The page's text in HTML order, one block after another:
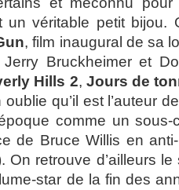
un véritable petit bijou.
, film inaugural de sa
Bruckheimer et
Hills 2, Jours de
oublie qu’il est l’auteur
comme un
de Bruce Willis en
On retrouve d’ailleurs
star de la fin des